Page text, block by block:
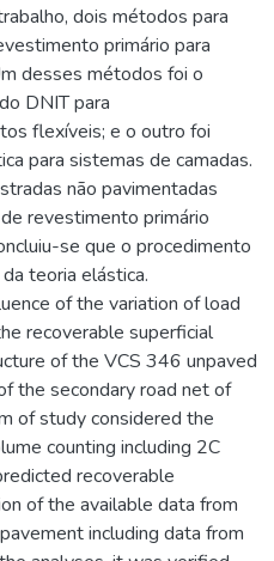
dois métodos para
primário para
desses métodos foi o
DNIT para
flexíveis; e o outro foi
para sistemas de camadas.
não pavimentadas
revestimento primário
se que o procedimento
teoria elástica.
of the variation of load
recoverable superficial
of the VCS 346 unpaved
the secondary road net of
of study considered the
counting including 2C
recoverable
of the available data from
including data from